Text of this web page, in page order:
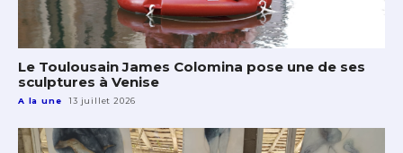
Le Toulousain James Colomina pose une de ses
sculptures à Venise
A la une 13 juillet 2026